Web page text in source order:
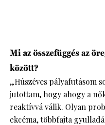
Mi az összefüggés az
között?
„Húszéves pályafutásom
jutottam, hogy ahogy a
reaktívvá válik. Olyan
ekcéma, többfajta